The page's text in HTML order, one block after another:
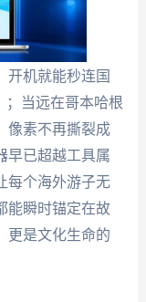
开机就能秒连国
；当远在哥本哈根
像素不再撕裂成
已超越工具属
每个海外游子无
能瞬时锚定在故
更是文化生命的